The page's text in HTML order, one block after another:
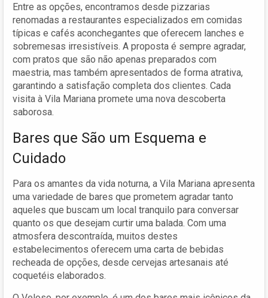
Entre as opções, encontramos desde pizzarias
renomadas a restaurantes especializados em comidas
típicas e cafés aconchegantes que oferecem lanches e
sobremesas irresistíveis. A proposta é sempre agradar,
com pratos que são não apenas preparados com
maestria, mas também apresentados de forma atrativa,
garantindo a satisfação completa dos clientes. Cada
visita à Vila Mariana promete uma nova descoberta
saborosa.
Bares que São um Esquema e
Cuidado
Para os amantes da vida noturna, a Vila Mariana apresenta
uma variedade de bares que prometem agradar tanto
aqueles que buscam um local tranquilo para conversar
quanto os que desejam curtir uma balada. Com uma
atmosfera descontraída, muitos destes
estabelecimentos oferecem uma carta de bebidas
recheada de opções, desde cervejas artesanais até
coquetéis elaborados.